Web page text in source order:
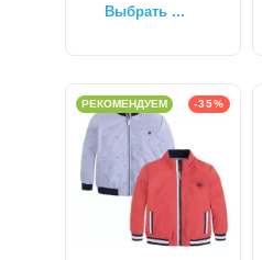
Выбрать ...
-35%
РЕКОМЕНДУЕМ